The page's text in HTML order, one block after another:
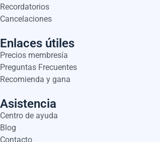
Recordatorios
Cancelaciones
Enlaces útiles
Precios membresía
Preguntas Frecuentes
Recomienda y gana
Asistencia
Centro de ayuda
Blog
Contacto